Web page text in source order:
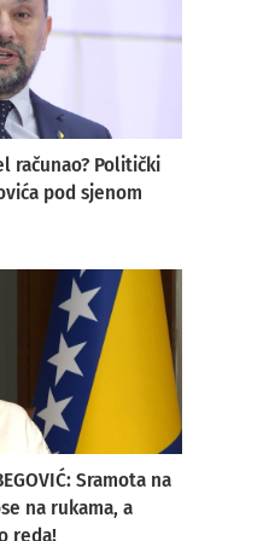
računao? Politički
pod sjenom
Sramota na
na rukama, a
reda!